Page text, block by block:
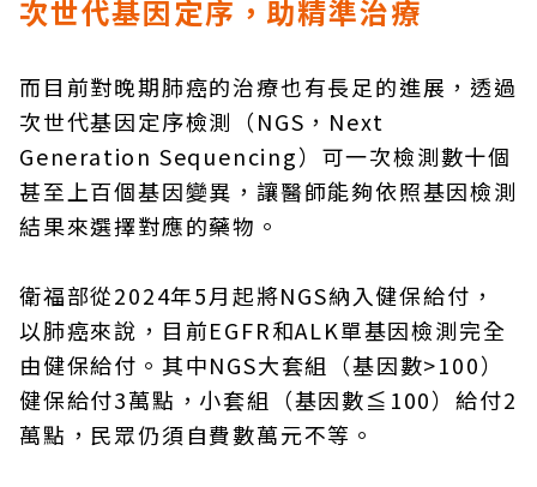
次世代基因定序，助精準治療
而目前對晚期肺癌的治療也有長足的進展，透過
次世代基因定序檢測（NGS，Next
Generation Sequencing）可一次檢測數十個
甚至上百個基因變異，讓醫師能夠依照基因檢測
結果來選擇對應的藥物。
衛福部從2024年5月起將NGS納入健保給付，
以肺癌來說，目前EGFR和ALK單基因檢測完全
由健保給付。其中NGS大套組（基因數>100）
健保給付3萬點，小套組（基因數≦100）給付2
萬點，民眾仍須自費數萬元不等。